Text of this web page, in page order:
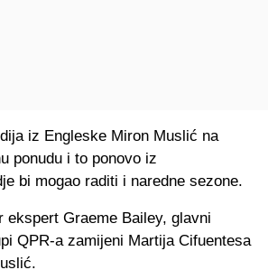
iz Engleske Miron Muslić na
ponudu i to ponovo iz
bi mogao raditi i naredne sezone.
ekspert Graeme Bailey, glavni
QPR-a zamijeni Martija Cifuentesa